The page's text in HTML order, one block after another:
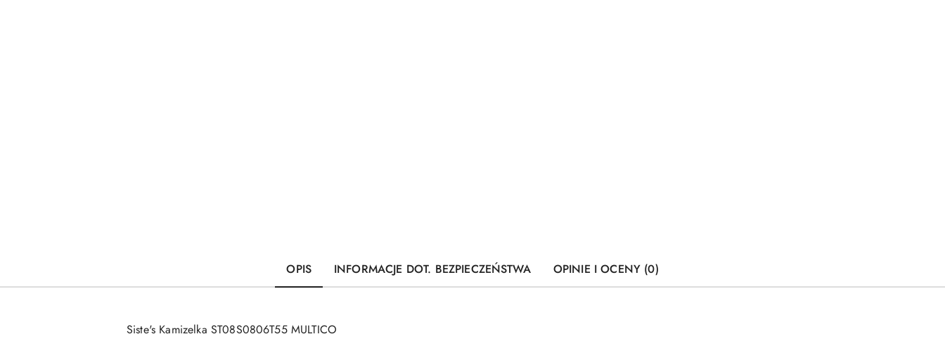
OPIS INFORMACJE DOT. BEZPIECZEŃSTWA OPINIE I OCENY (0)
Siste's Kamizelka ST08S0806T55 MULTICO